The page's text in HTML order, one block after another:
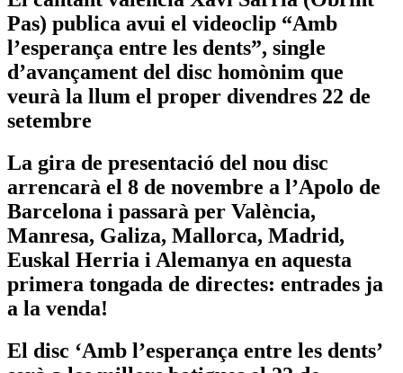
Pas) publica avui el videoclip “Amb
l’esperança entre les dents”, single
d’avançament del disc homònim que
veurà la llum el proper divendres 22 de
setembre
La gira de presentació del nou disc
arrencarà el 8 de novembre a l’Apolo de
Barcelona i passarà per València,
Manresa, Galiza, Mallorca, Madrid,
Euskal Herria i Alemanya en aquesta
primera tongada de directes: entrades ja
a la venda!
El disc ‘Amb l’esperança entre les dents’